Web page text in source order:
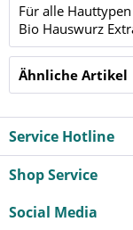
Für alle
Bio Hauswurz
Ähnliche Artikel
Service Hotline
Shop Service
Social Media